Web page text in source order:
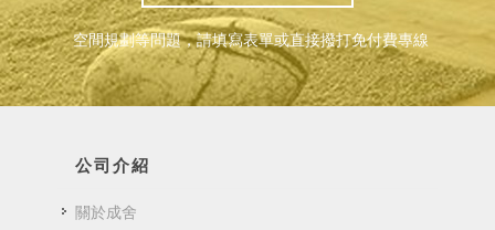
空間規劃等問題，請填寫表單或直接撥打免付費專線
公司介紹
關於成舍